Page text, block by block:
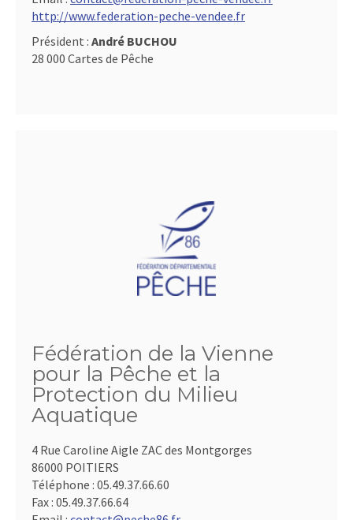
http://www.federation-peche-vendee.fr
Président : André BUCHOU
28 000 Cartes de Pêche
Fédération de la Vienne
pour la Pêche et la
Protection du Milieu
Aquatique
4 Rue Caroline Aigle ZAC des Montgorges
86000 POITIERS
Téléphone : 05.49.37.66.60
Fax : 05.49.37.66.64